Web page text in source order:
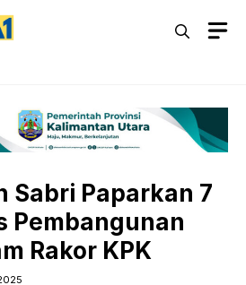
Sabri Paparkan 7
Pembangunan
Rakor KPK